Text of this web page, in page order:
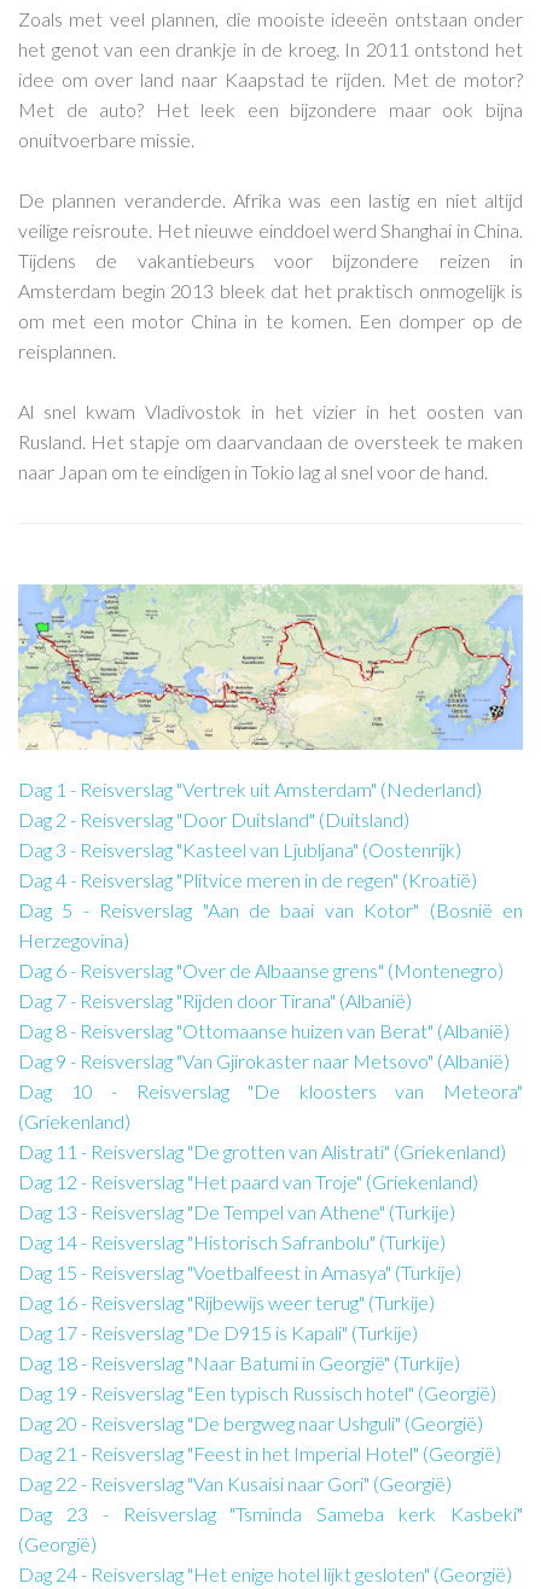
Zoals met veel plannen, die mooiste ideeën ontstaan onder
het genot van een drankje in de kroeg. In 2011 ontstond het
idee om over land naar Kaapstad te rijden. Met de motor?
Met de auto? Het leek een bijzondere maar ook bijna
onuitvoerbare missie.
De plannen veranderde. Afrika was een lastig en niet altijd
veilige reisroute. Het nieuwe einddoel werd Shanghai in China.
Tijdens de vakantiebeurs voor bijzondere reizen in
Amsterdam begin 2013 bleek dat het praktisch onmogelijk is
om met een motor China in te komen. Een domper op de
reisplannen.
Al snel kwam Vladivostok in het vizier in het oosten van
Rusland. Het stapje om daarvandaan de oversteek te maken
naar Japan om te eindigen in Tokio lag al snel voor de hand.
Dag 1 - Reisverslag "Vertrek uit Amsterdam" (Nederland)
Dag 2 - Reisverslag "Door Duitsland" (Duitsland)
Dag 3 - Reisverslag "Kasteel van Ljubljana" (Oostenrijk)
Dag 4 - Reisverslag "Plitvice meren in de regen" (Kroatië)
Dag 5 - Reisverslag "Aan de baai van Kotor" (Bosnië en
Herzegovina)
Dag 6 - Reisverslag "Over de Albaanse grens" (Montenegro)
Dag 7 - Reisverslag "Rijden door Tirana" (Albanië)
Dag 8 - Reisverslag "Ottomaanse huizen van Berat" (Albanië)
Dag 9 - Reisverslag "Van Gjirokaster naar Metsovo" (Albanië)
Dag 10 - Reisverslag "De kloosters van Meteora"
(Griekenland)
Dag 11 - Reisverslag "De grotten van Alistrati" (Griekenland)
Dag 12 - Reisverslag "Het paard van Troje" (Griekenland)
Dag 13 - Reisverslag "De Tempel van Athene" (Turkije)
Dag 14 - Reisverslag "Historisch Safranbolu" (Turkije)
Dag 15 - Reisverslag "Voetbalfeest in Amasya" (Turkije)
Dag 16 - Reisverslag "Rijbewijs weer terug" (Turkije)
Dag 17 - Reisverslag "De D915 is Kapali" (Turkije)
Dag 18 - Reisverslag "Naar Batumi in Georgië" (Turkije)
Dag 19 - Reisverslag "Een typisch Russisch hotel" (Georgië)
Dag 20 - Reisverslag "De bergweg naar Ushguli" (Georgië)
Dag 21 - Reisverslag "Feest in het Imperial Hotel" (Georgië)
Dag 22 - Reisverslag "Van Kusaisi naar Gori" (Georgië)
Dag 23 - Reisverslag "Tsminda Sameba kerk Kasbeki"
(Georgië)
Dag 24 - Reisverslag "Het enige hotel lijkt gesloten" (Georgië)